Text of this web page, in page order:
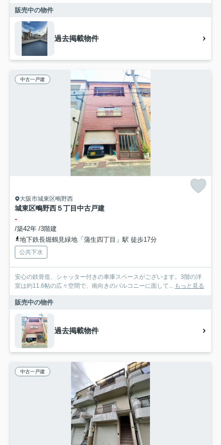
販売中の物件
過去掲載物件
中古一戸建
大阪市城東区鴫野西
城東区鴫野西５丁目中古戸建
-
/築42年 /3階建
地下鉄長堀鶴見緑地「蒲生四丁目」駅 徒歩17分
公共下水
安心の鉄骨造、シャッター付きの車庫スペースがございます。3階の洋
室は約11.6帖の広々空間で、南向きのバルコニーに面して...
もっと見る
販売中の物件
過去掲載物件
中古一戸建